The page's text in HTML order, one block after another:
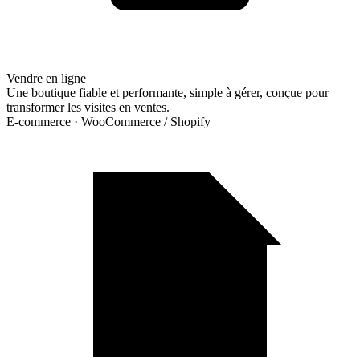
Vendre en ligne
Une boutique fiable et performante, simple à gérer, conçue pour
transformer les visites en ventes.
E-commerce · WooCommerce / Shopify